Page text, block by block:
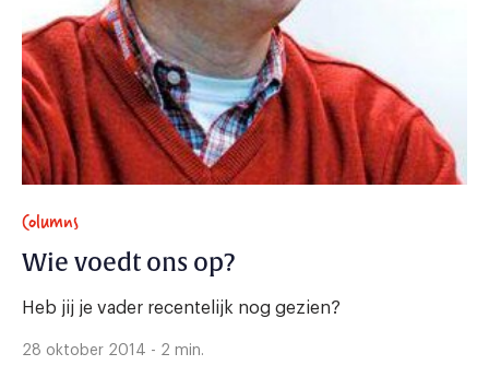
Columns
Wie voedt ons op?
Heb jij je vader recentelijk nog gezien?
28 oktober 2014 - 2 min.